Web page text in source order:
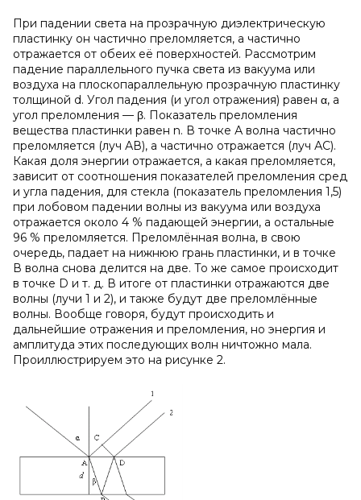
При падении света на прозрачную диэлектрическую
пластинку он частично преломляется, а частично
отражается от обеих её поверхностей. Рассмотрим
падение параллельного пучка света из вакуума или
воздуха на плоскопараллельную прозрачную пластинку
толщиной d. Угол падения (и угол отражения) равен α, а
угол преломления — β. Показатель преломления
вещества пластинки равен n. В точке А волна частично
преломляется (луч АВ), а частично отражается (луч АС).
Какая доля энергии отражается, а какая преломляется,
зависит от соотношения показателей преломления сред
и угла падения, для стекла (показатель преломления 1,5)
при лобовом падении волны из вакуума или воздуха
отражается около 4 % падающей энергии, а остальные
96 % преломляется. Преломлённая волна, в свою
очередь, падает на нижнюю грань пластинки, и в точке
В волна снова делится на две. То же самое происходит
в точке D и т. д. В итоге от пластинки отражаются две
волны (лучи 1 и 2), и также будут две преломлённые
волны. Вообще говоря, будут происходить и
дальнейшие отражения и преломления, но энергия и
амплитуда этих последующих волн ничтожно мала.
Проиллюстрируем это на рисунке 2.